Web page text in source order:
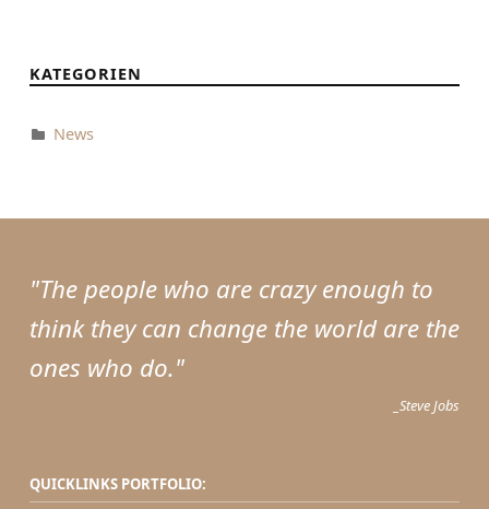
KATEGORIEN
News
"The people who are crazy enough to
think they can change the world are the
ones who do."
_Steve Jobs
QUICKLINKS PORTFOLIO: